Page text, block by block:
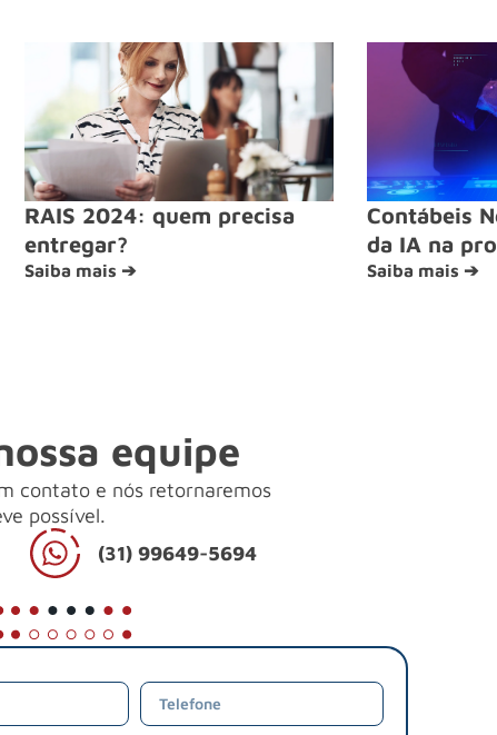
RAIS 2024: quem precisa
entregar?
Saiba mais ➔
Contábeis
da IA na
Saiba mais ➔
equipe
contato e nós retornaremos
possível.
(31) 99649-5694